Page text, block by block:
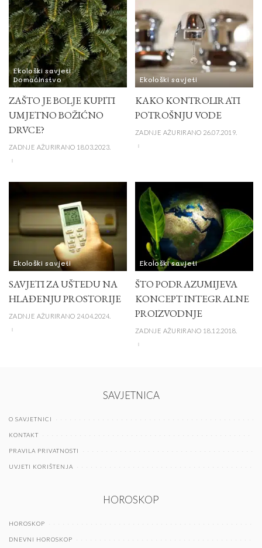
Ekološki savjeti
Domaćinstvo
ZAŠTO JE BOLJE KUPITI
UMJETNO BOŽIĆNO
DRVCE?
ZADNJE AŽURIRANO 18.03.2023.
Ekološki savjeti
KAKO KONTROLIRATI
POTROŠNJU VODE
ZADNJE AŽURIRANO 26.07.2019.
Ekološki savjeti
SAVJETI ZA UŠTEDU NA
HLAĐENJU PROSTORIJE
ZADNJE AŽURIRANO 24.04.2024.
Ekološki savjeti
ŠTO PODRAZUMIJEVA
KONCEPT INTEGRALNE
PROIZVODNJE
ZADNJE AŽURIRANO 18.12.2018.
SAVJETNICA
O SAVJETNICI
KONTAKT
PRAVILA PRIVATNOSTI
UVJETI KORIŠTENJA
HOROSKOP
HOROSKOP
DNEVNI HOROSKOP